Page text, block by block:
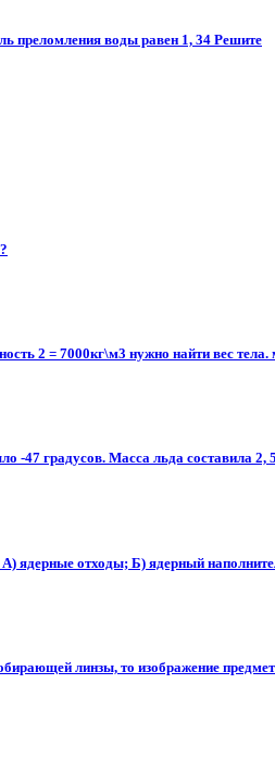
преломления воды равен 1, 34 Решите
2 = 7000кг\м3 нужно найти вес
-47 градусов. Масса льда составила
ядерные отходы; Б) ядерный
линзы, то изображение